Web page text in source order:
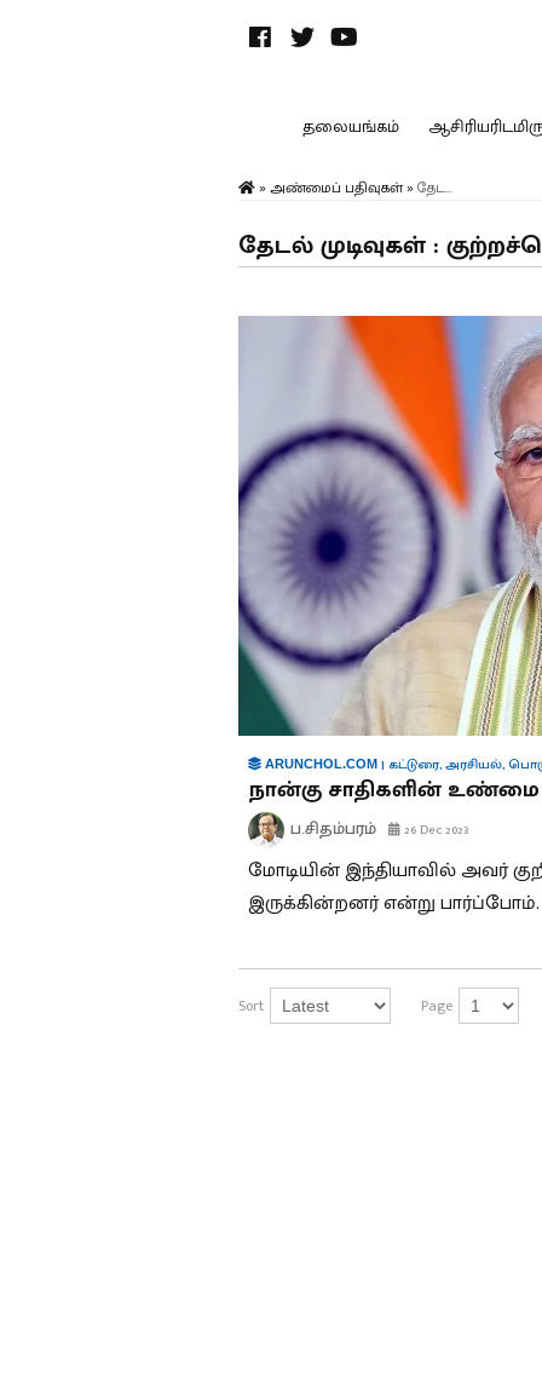
தலையங்கம்
» அண்மைப் பதிவுகள்» தேட...
தேடல் முடிவுகள் :
ARUNCHOL.COM | கட்டுரை,அரசியல்,
நான்கு சாதிகளின்
ப.சிதம்பரம் 26 Dec 2023
மோடியின் இந்தியாவில் அவர்
இருக்கின்றனர் என்று பார்ப்போம்.
Sort Page